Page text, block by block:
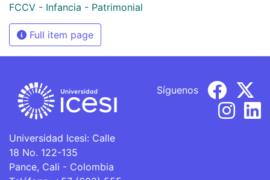
FCCV - Infancia - Patrimonial
Full item page
Universidad Icesi: Calle
18 No. 122-135
Pance, Cali - Colombia
Síguenos